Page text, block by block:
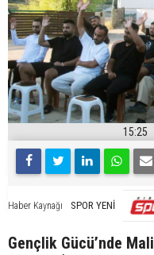
15:25
Haber Kaynağı SPOR YENİ
Gençlik Gücü’nde